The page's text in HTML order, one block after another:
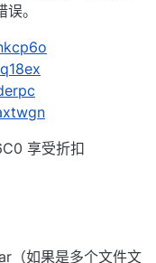
。
享受折扣
（如果是多个文件文